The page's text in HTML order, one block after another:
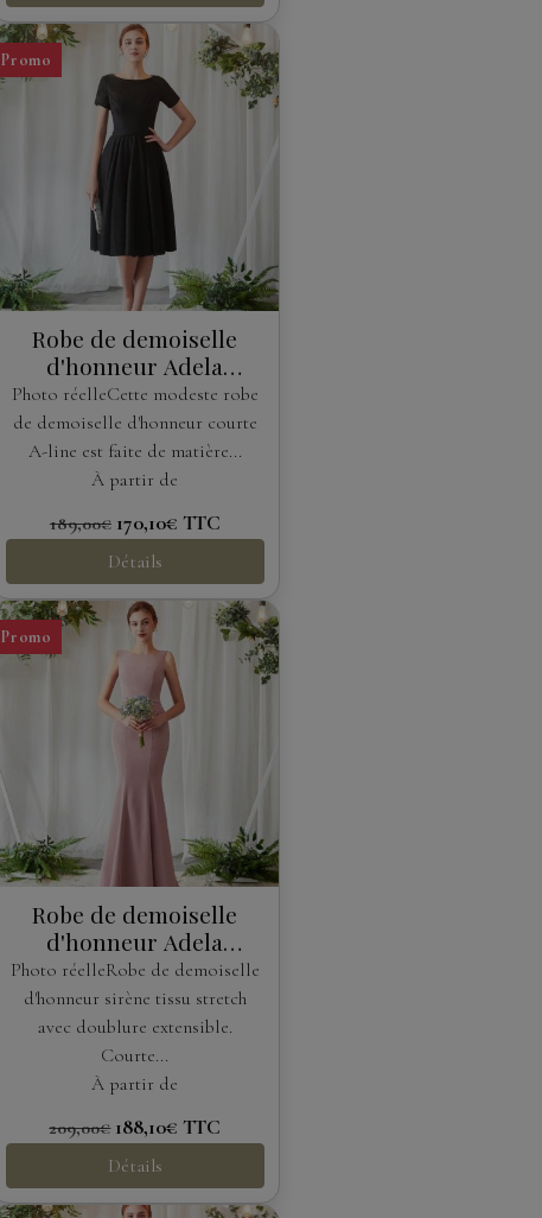
Promo
Robe de demoiselle
d'honneur Adela
Designs
Photo réelleCette modeste robe
de demoiselle d'honneur courte
A-line est faite de matière...
À partir de
189,00€ 170,10€ TTC
Détails
Promo
Robe de demoiselle
d'honneur Adela
Designs
Photo réelleRobe de demoiselle
d'honneur sirène tissu stretch
avec doublure extensible.
Courte...
À partir de
209,00€ 188,10€TTC
Détails